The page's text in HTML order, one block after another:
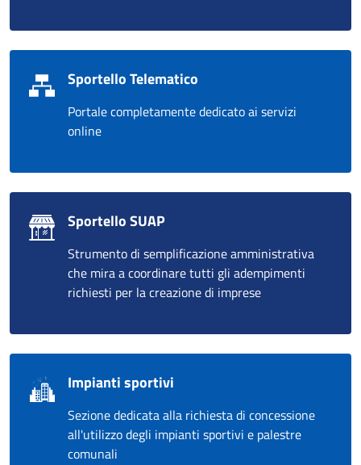
Sportello Telematico
Portale completamente dedicato ai servizi
online
Sportello SUAP
Strumento di semplificazione amministrativa
che mira a coordinare tutti gli adempimenti
richiesti per la creazione di imprese
Impianti sportivi
Sezione dedicata alla richiesta di concessione
all'utilizzo degli impianti sportivi e palestre
comunali